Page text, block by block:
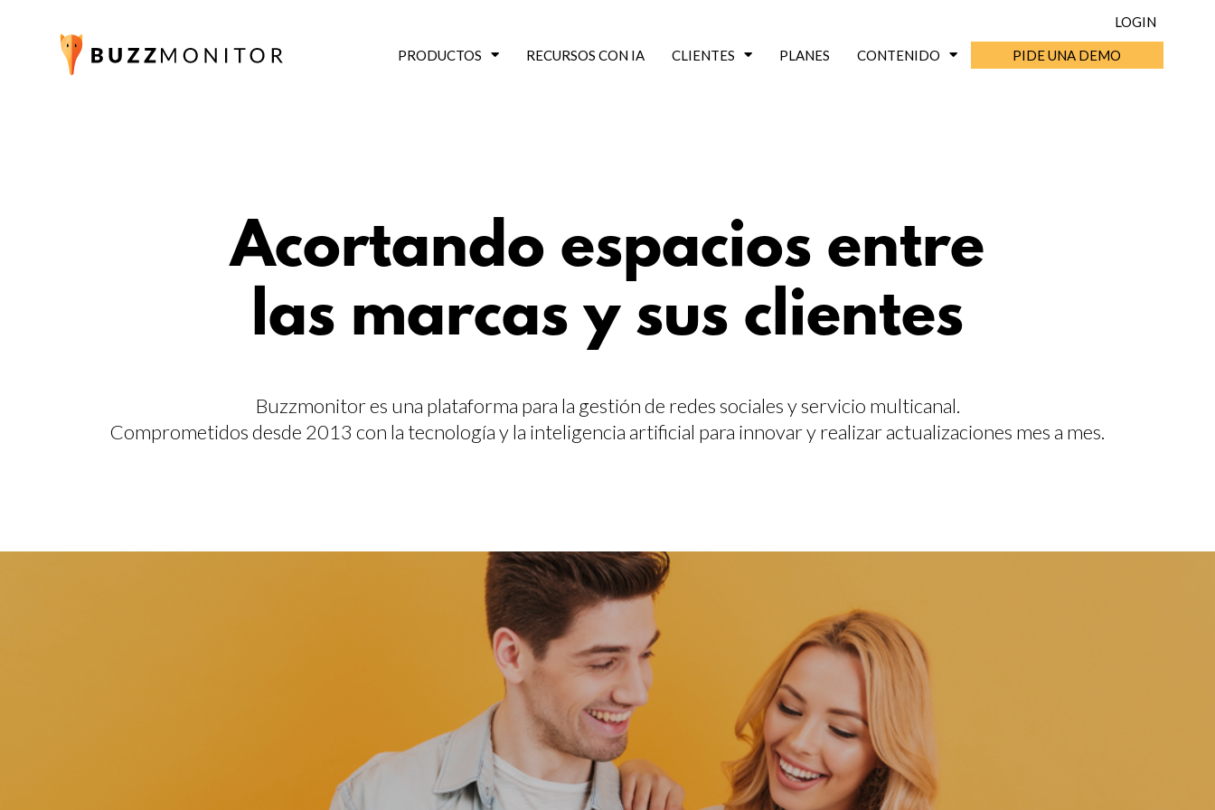
LOGIN
PRODUCTOS RECURSOS CON IA CLIENTES PLANES CONTENIDO PIDE UNA DEMO
Acortando espacios entre
las marcas y sus clientes
Buzzmonitor es una plataforma para la gestión de redes sociales y servicio multicanal.
Comprometidos desde 2013 con la tecnología y la inteligencia artificial para innovar y realizar actualizaciones mes a mes.